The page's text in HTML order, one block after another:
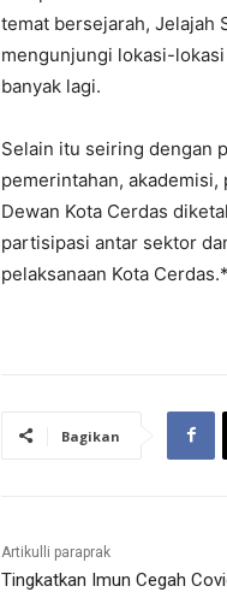
temat bersejarah, Jelajah
mengunjungi lokasi-
banyak lagi.
Selain itu seiring dengan
pemerintahan, akademisi,
Dewan Kota Cerdas
partisipasi antar sektor
pelaksanaan Kota
Bagikan
Artikulli paraprak
Tingkatkan Imun Cegah